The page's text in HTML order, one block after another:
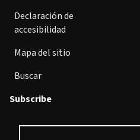
Declaración de
accesibilidad
Mapa del sitio
Buscar
Subscribe